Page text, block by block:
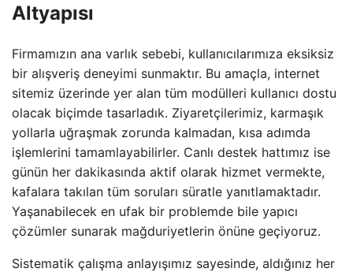
Altyapısı
Firmamızın ana varlık sebebi, kullanıcılarımıza eksiksiz
bir alışveriş deneyimi sunmaktır. Bu amaçla, internet
sitemiz üzerinde yer alan tüm modülleri kullanıcı dostu
olacak biçimde tasarladık. Ziyaretçilerimiz, karmaşık
yollarla uğraşmak zorunda kalmadan, kısa adımda
işlemlerini tamamlayabilirler. Canlı destek hattımız ise
günün her dakikasında aktif olarak hizmet vermekte,
kafalara takılan tüm soruları süratle yanıtlamaktadır.
Yaşanabilecek en ufak bir problemde bile yapıcı
çözümler sunarak mağduriyetlerin önüne geçiyoruz.
Sistematik çalışma anlayışımız sayesinde, aldığınız her